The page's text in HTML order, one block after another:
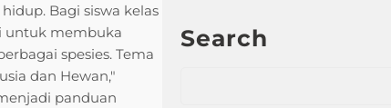
Bagi siswa kelas
untuk membuka
spesies. Tema
dan Hewan,"
panduan
Search